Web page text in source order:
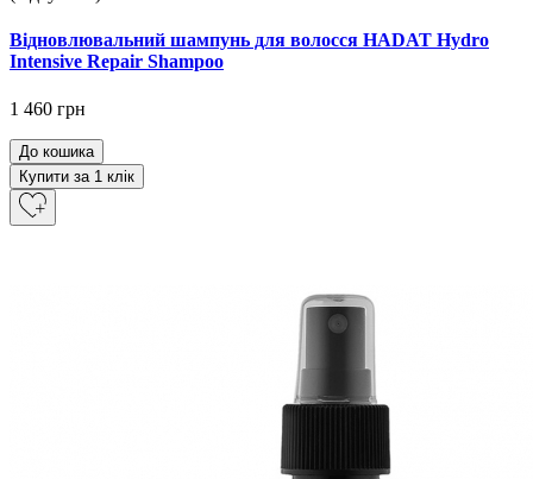
Відновлювальний шампунь для волосся HADAT Hydro
Intensive Repair Shampoo
1 460 грн
До кошика
Купити за 1 клiк